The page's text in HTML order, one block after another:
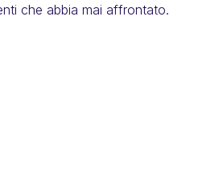
che abbia mai affrontato.